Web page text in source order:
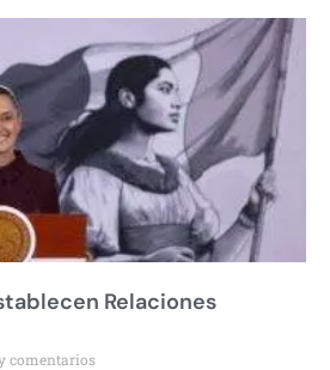
Relaciones
comentarios